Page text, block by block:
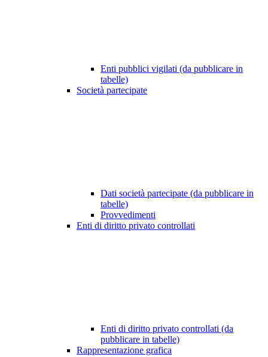
Enti pubblici vigilati (da pubblicare in
tabelle)
Società partecipate
Dati società partecipate (da pubblicare in
tabelle)
Provvedimenti
Enti di diritto privato controllati
Enti di diritto privato controllati (da
pubblicare in tabelle)
Rappresentazione grafica